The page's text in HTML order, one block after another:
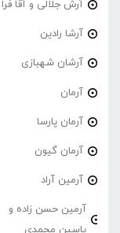
آرش جلالی و آقا فرا
آرشا رادین
آرشان شهبازی
آرمان
آرمان پارسا
آرمان گیون
آرمین آراد
آرمین حسن زاده و
یاسین محمدی